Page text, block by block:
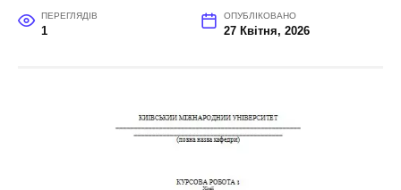
ПЕРЕГЛЯДІВ
1
ОПУБЛІКОВАНО
27 Квітня, 2026